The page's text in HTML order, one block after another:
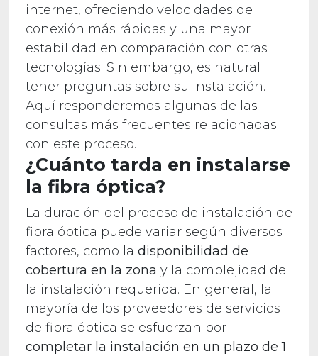
internet, ofreciendo velocidades de
conexión más rápidas y una mayor
estabilidad en comparación con otras
tecnologías. Sin embargo, es natural
tener preguntas sobre su instalación.
Aquí responderemos algunas de las
consultas más frecuentes relacionadas
con este proceso.
¿Cuánto tarda en instalarse
la fibra óptica?
La duración del proceso de instalación de
fibra óptica puede variar según diversos
factores, como la disponibilidad de
cobertura en la zona y la complejidad de
la instalación requerida. En general, la
mayoría de los proveedores de servicios
de fibra óptica se esfuerzan por
completar la instalación en un plazo de 1